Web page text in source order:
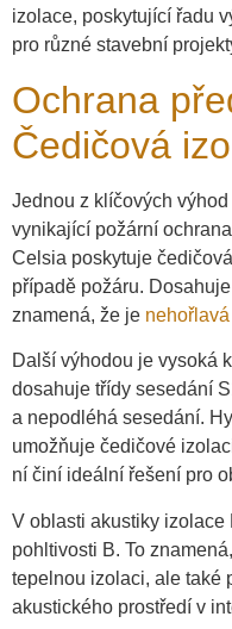
izolace, poskytující řadu
pro různé stavební
Ochrana
Čedičová
Jednou z klíčových
vynikající požární
Celsia poskytuje
případě požáru.
znamená, že je
Další výhodou je vysoká
dosahuje třídy sesedání
a nepodléhá sesedání.
umožňuje čedičové
ní činí ideální řešení pro
V oblasti akustiky
pohltivosti B. To
tepelnou izolaci, ale také
akustického prostředí v